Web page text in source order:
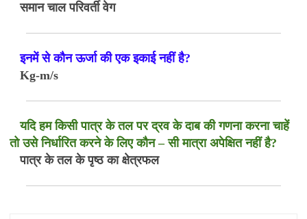
समान चाल परिवर्ती वेग
इनमें से कौन ऊर्जा की एक इकाई नहीं है?
Kg-m/s
यदि हम किसी पात्र के तल पर द्रव के दाब की गणना करना चाहें
तो उसे निर्धारित करने के लिए कौन – सी मात्रा अपेक्षित नहीं है?
पात्र के तल के पृष्ठ का क्षेत्रफल